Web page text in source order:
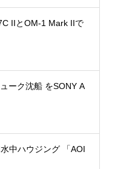
IIとOM-1 Mark IIで
ーク沈船 をSONY A
中ハウジング 「AOI